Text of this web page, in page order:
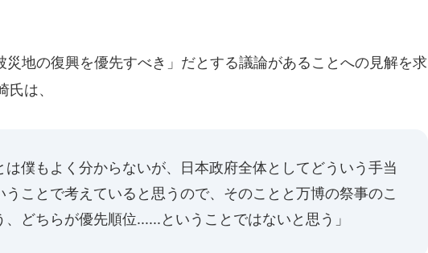
地の復興を優先すべき」だとする議論があることへの見解を求
は、
は僕もよく分からないが、日本政府全体としてどういう手当
うことで考えていると思うので、そのことと万博の祭事のこ
、どちらが優先順位......ということではないと思う」